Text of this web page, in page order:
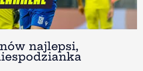
najlepsi,